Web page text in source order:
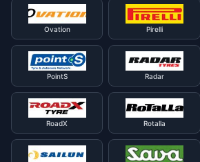
Ovation Pirelli
PointS Radar
RoadX Rotalla